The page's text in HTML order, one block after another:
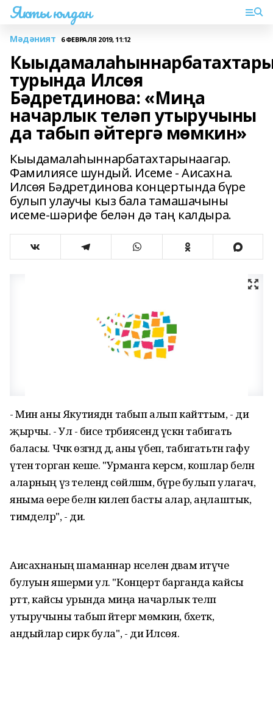
Якты юлдан
Мәдәният 6 ФЕВРАЛЯ 2019, 11:12
турында Илсөя
Бәдретдинова: «Миңа
начарлык теләп утыручыны
да табып әйтергә мөмкин»
Кыыдамалаһыннарбатахтарынаагар.
Фамилиясе шундый. Исеме - Аисахна.
Илсөя Бәдретдинова концертында бүре
булып улаучы кыз бала тамашачыны
исеме-шәрифе белән дә таң калдыра.
- Мин аны Якутиядән табып алып кайттым, - ди
җырчы. - Ул - әбисе тәрбиясендә үскән табигать
баласы. Чәчәк өзгәндә дә, аны үбеп, табигатьтән гафу
үтенә торган кеше. "Урманга керсәм, кошлар белән
аларның үз телендә сөйләшәм, бүре булып улагач,
яныма өере белән килеп басты алар, аңлаштык,
тимәделәр", - ди.
Аисахнаның шаманнар нәселен дәвам итүче
булуын яшерми ул. "Концерт барганда кайсы
рәттә, кайсы урында миңа начарлык теләп
утыручыны табып әйтергә мөмкин, бәхеткә,
андыйлар сирәк була", - ди Илсөя.